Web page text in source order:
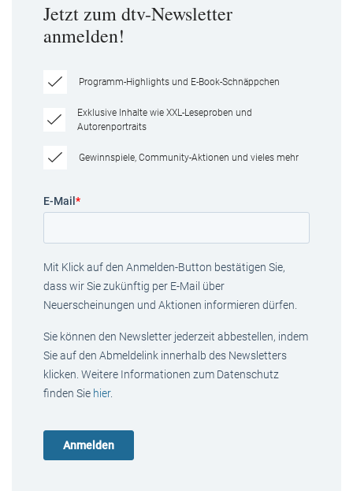
Jetzt zum dtv-Newsletter
anmelden!
Programm-Highlights und E-Book-Schnäppchen
Exklusive Inhalte wie XXL-Leseproben und
Autorenportraits
Gewinnspiele, Community-Aktionen und vieles mehr
E-Mail *
Mit Klick auf den Anmelden-Button bestätigen Sie,
dass wir Sie zukünftig per E-Mail über
Neuerscheinungen und Aktionen informieren dürfen.
Sie können den Newsletter jederzeit abbestellen, indem
Sie auf den Abmeldelink innerhalb des Newsletters
klicken. Weitere Informationen zum Datenschutz
finden Sie hier.